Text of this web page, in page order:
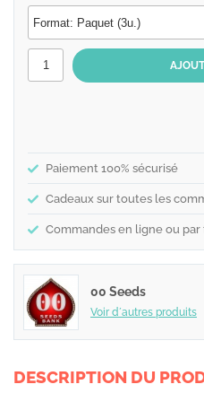
Paiement 100% sécurisé
Cadeaux sur toutes les
Commandes en ligne ou
00 Seeds
Voir d´autres produits
DESCRIPTION DU